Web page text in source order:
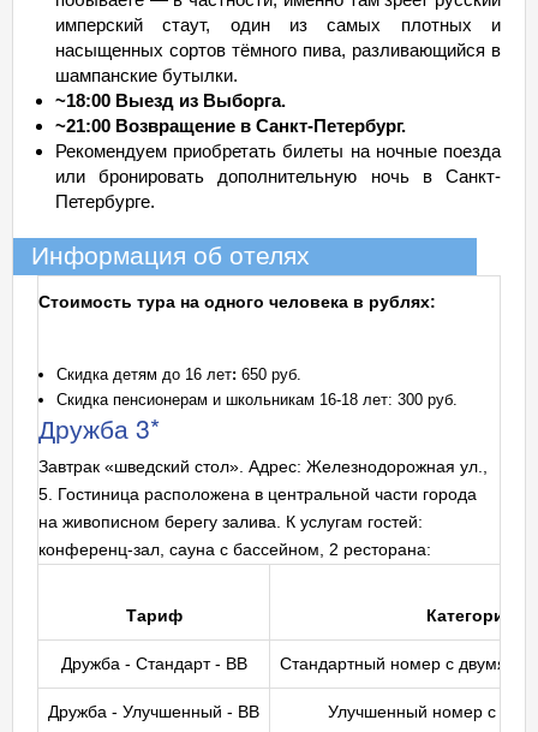
имперский стаут, один из самых плотных и
насыщенных сортов тёмного пива, разливающийся в
шампанские бутылки.
~18:00 Выезд из Выборга.
~21:00 Возвращение в Санкт-Петербург.
Рекомендуем приобретать билеты на ночные поезда
или бронировать дополнительную ночь в Санкт-
Петербурге.
Информация об отелях
Стоимость тура на одного человека в рублях:
Скидка детям до 16 лет: 650 руб.
Скидка пенсионерам и школьникам 16-18 лет: 300 руб.
Дружба 3*
Завтрак «шведский стол». Адрес: Железнодорожная ул.,
5. Гостиница расположена в центральной части города
на живописном берегу залива. К услугам гостей:
конференц-зал, сауна с бассейном, 2 ресторана:
Тариф Категория
Дружба - Стандарт - BB Стандартный номер с двумя
Дружба - Улучшенный - BB Улучшенный номер с